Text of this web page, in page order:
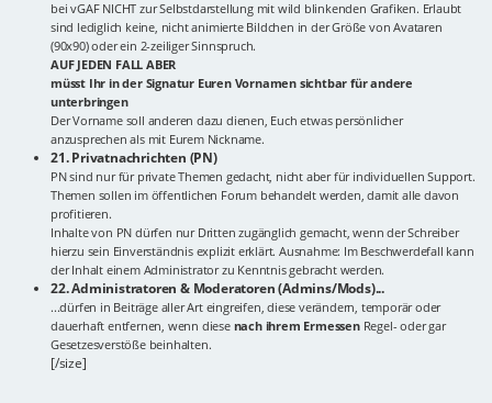
bei vGAF NICHT zur Selbstdarstellung mit wild blinkenden Grafiken. Erlaubt
sind lediglich keine, nicht animierte Bildchen in der Größe von Avataren
(90x90) oder ein 2-zeiliger Sinnspruch.
AUF JEDEN FALL ABER
müsst Ihr in der Signatur Euren Vornamen sichtbar für andere
unterbringen
Der Vorname soll anderen dazu dienen, Euch etwas persönlicher
anzusprechen als mit Eurem Nickname.
21. Privatnachrichten (PN)
PN sind nur für private Themen gedacht, nicht aber für individuellen Support.
Themen sollen im öffentlichen Forum behandelt werden, damit alle davon
profitieren.
Inhalte von PN dürfen nur Dritten zugänglich gemacht, wenn der Schreiber
hierzu sein Einverständnis explizit erklärt. Ausnahme: Im Beschwerdefall kann
der Inhalt einem Administrator zu Kenntnis gebracht werden.
22. Administratoren & Moderatoren (Admins/Mods)...
...dürfen in Beiträge aller Art eingreifen, diese verändern, temporär oder
dauerhaft entfernen, wenn diese nach ihrem ErmessenRegel- oder gar
Gesetzesverstöße beinhalten.
[/size]